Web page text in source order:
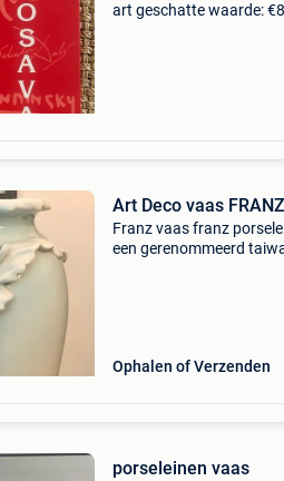
art geschatte waarde:
Art Deco vaas FRANZ
Franz vaas franz
een gerenommeerd
Ophalen of Verzenden
porseleinen vaas